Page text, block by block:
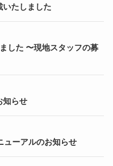
いたしました
した 〜現地スタッフの募
知らせ
ューアルのお知らせ